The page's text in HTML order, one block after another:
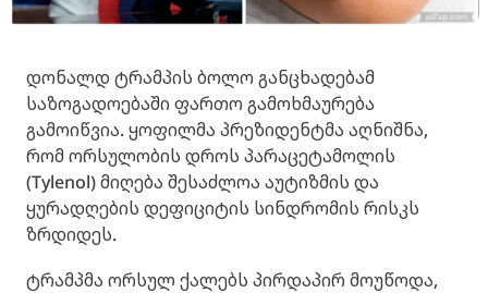
დონალდ ტრამპის ბოლო განცხადებამ
საზოგადოებაში ფართო გამოხმაურება
გამოიწვია. ყოფილმა პრეზიდენტმა აღნიშნა,
რომ ორსულობის დროს პარაცეტამოლის
(Tylenol) მიღება შესაძლოა აუტიზმის და
ყურადღების დეფიციტის სინდრომის რისკს
ზრდიდეს.
ტრამპმა ორსულ ქალებს პირდაპირ მოუწოდა,